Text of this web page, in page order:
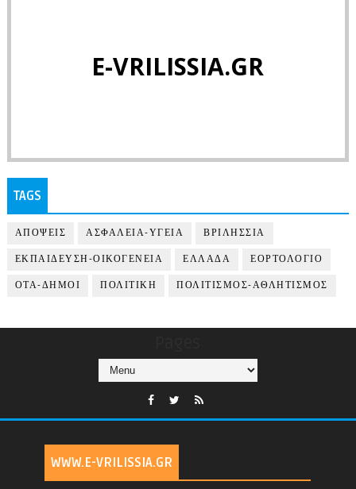
E-VRILISSIA.GR
TAGS
ΑΠΟΨΕΙΣ ΑΣΦΑΛΕΙΑ-ΥΓΕΙΑ ΒΡΙΛΗΣΣΙΑ
ΕΚΠΑΙΔΕΥΣΗ-ΟΙΚΟΓΕΝΕΙΑ ΕΛΛΑΔΑ ΕΟΡΤΟΛΟΓΙΟ
ΟΤΑ-ΔΗΜΟΙ ΠΟΛΙΤΙΚΗ ΠΟΛΙΤΙΣΜΟΣ-ΑΘΛΗΤΙΣΜΟΣ
WWW.E-VRILISSIA.GR